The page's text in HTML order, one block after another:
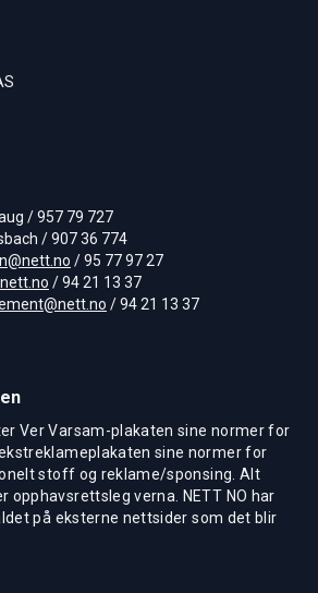
/ 957 79 727
/ 907 36 774
/ 95 77 97 27
/ 94 21 13 37
/ 94 21 13 37
Ver Varsam-plakaten sine normer for
sine normer for
stoff og reklame/sponsing. Alt
opphavsrettsleg verna. NETT NO har
på eksterne nettsider som det blir